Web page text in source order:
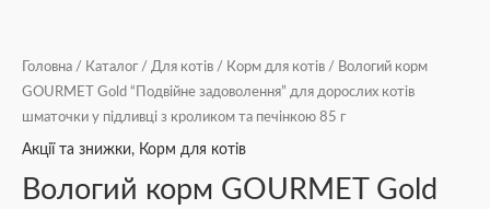
Головна / Каталог / Для котів / Корм для котів / Вологий корм
GOURMET Gold “Подвійне задоволення” для дорослих котів
шматочки у підливці з кроликом та печінкою 85 г
Акції та знижки, Корм для котів
Вологий корм GOURMET Gold